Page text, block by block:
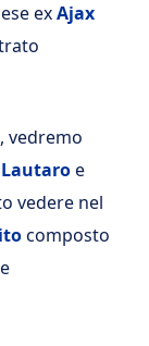
exAjax
vedremo
Lautaroe
vedere nel
composto